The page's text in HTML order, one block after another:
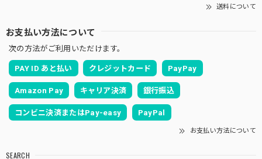
送料について
お支払い方法について
次の方法がご利用いただけます。
PAY ID あと払い クレジットカード PayPay
Amazon Pay キャリア決済 銀行振込
コンビニ決済またはPay-easy PayPal
お支払い方法について
SEARCH